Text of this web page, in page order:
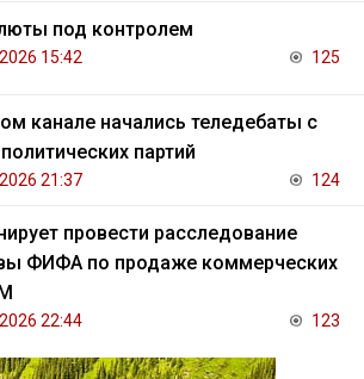
под контролем
15:42 125
канале начались теледебаты с
партий
21:37 124
провести расследование
ФИФА по продаже коммерческих
22:44 123